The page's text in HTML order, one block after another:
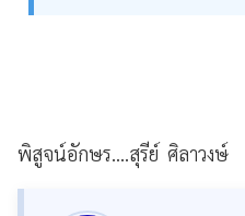
พิสูจน์อักษร....สุรีย์ ศิลาวงษ์